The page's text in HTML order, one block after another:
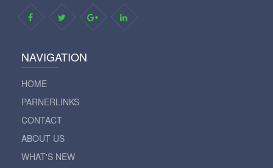
NAVIGATION
HOME
PARNERLINKS
CONTACT
ABOUT US
WHAT'S NEW